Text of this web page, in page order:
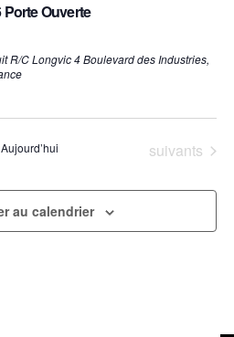
Porte Ouverte
R/C Longvic 4 Boulevard des Industries,
Aujourd’hui Évènements
suivants
au calendrier